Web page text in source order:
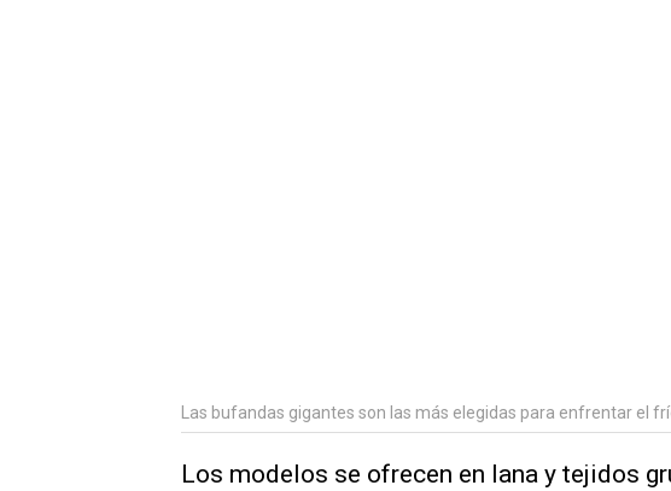
Las bufandas gigantes son las más elegidas para enfrentar el
Los modelos se ofrecen en lana y tejidos